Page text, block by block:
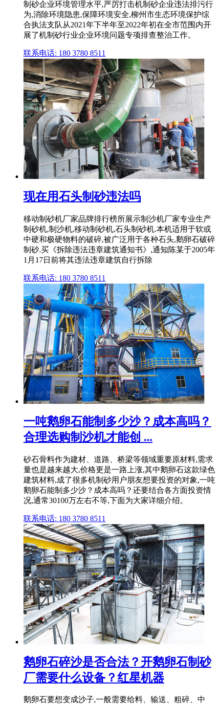
制砂企业环境管理水平,严厉打击机制砂企业违法排污行
为,消除环境隐患,保障环境安全,柳州市生态环境保护综
合执法支队从2021年下半年至2022年初在全市范围内开
展了机制砂行业企业环境问题专项排查整治工作。
联系电话: 180 3780 8511
现在用石头制砂违法吗
移动制砂机厂家品牌排行榜所展示制沙机厂家专业生产
制砂机,制沙机,移动制砂机,石头制砂机.本机适用于软或
中硬和极硬物料的破碎,被广泛用于各种石头,鹅卵石破碎
制砂.买《拆除违法违章建筑通知书》,通知陈某于2005年
1月17日前将其违法违章建筑自行拆除
联系电话: 180 3780 8511
一吨鹅卵石能制多少沙？成本高吗？
合理选购制沙机才能创 ...
砂石骨料作为建材、道路、桥梁等领域重要原材料,需求
量也是越来越大,价格更是一路上涨,其中鹅卵石这款绿色
建筑材料,成了很多机制砂用户朋友想要投资的对象,一吨
鹅卵石能制多少沙？成本高吗？还要结合各方面投资情
况,通常30100万左右不等,下面为大家详细介绍。
联系电话: 180 3780 8511
鹅卵石碎沙是否合法？开鹅卵石制砂
厂需要什么设备？红星机器
鹅卵石要想变成沙子,一般需要给料、输送、粗碎、中